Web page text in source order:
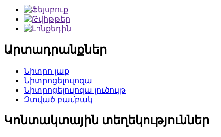
Արտադրանքներ
Նիտրո լաք
Նիտրոցելուլոզա
Նիտրոցելուլոզա լուծույթ
Զտված բամբակ
Կոնտակտային տեղեկություններ